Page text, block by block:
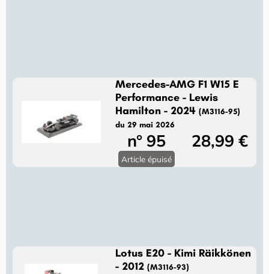
Mercedes-AMG F1 W15 E
Performance - Lewis
Hamilton - 2024(M3116-95)
du 29 mai 2026
n° 95 28,99 €
Article épuisé
Lotus E20 - Kimi Räikkönen
- 2012(M3116-93)